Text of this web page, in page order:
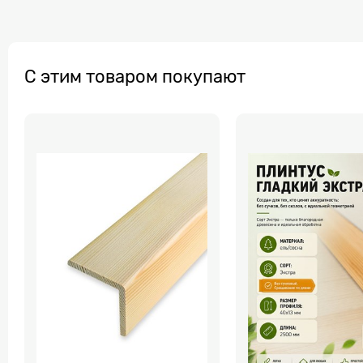
С этим товаром покупают